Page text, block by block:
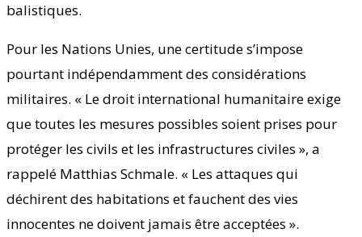
balistiques.
Pour les Nations Unies, une certitude s’impose
pourtant indépendamment des considérations
militaires. « Le droit international humanitaire exige
que toutes les mesures possibles soient prises pour
protéger les civils et les infrastructures civiles », a
rappelé Matthias Schmale. « Les attaques qui
déchirent des habitations et fauchent des vies
innocentes ne doivent jamais être acceptées ».